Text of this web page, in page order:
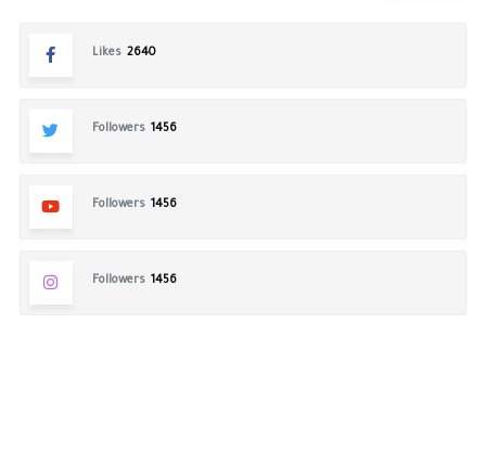
Likes 2640
Followers 1456
Followers 1456
Followers 1456